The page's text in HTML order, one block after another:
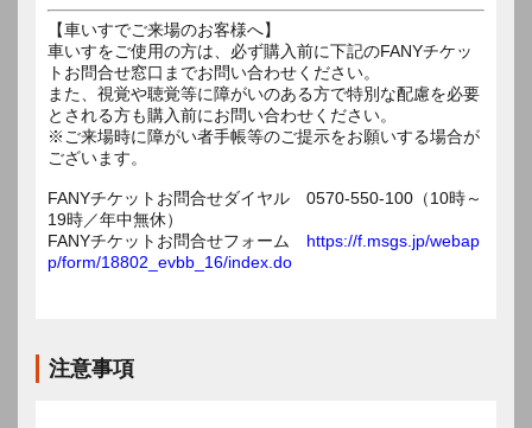
【車いすでご来場のお客様へ】
車いすをご使用の方は、必ず購入前に下記のFANYチケッ
トお問合せ窓口までお問い合わせください。
また、視覚や聴覚等に障がいのある方で特別な配慮を必要
とされる方も購入前にお問い合わせください。
※ご来場時に障がい者手帳等のご提示をお願いする場合が
ございます。
FANYチケットお問合せダイヤル 0570-550-100（10時～
19時／年中無休）
FANYチケットお問合せフォーム https://f.msgs.jp/webap
p/form/18802_evbb_16/index.do
注意事項